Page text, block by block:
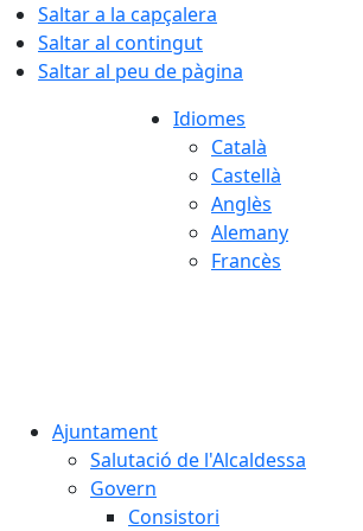
Saltar a la capçalera
Saltar al contingut
Saltar al peu de pàgina
Idiomes
Català
Castellà
Anglès
Alemany
Francès
Ajuntament
Salutació de l'Alcaldessa
Govern
Consistori